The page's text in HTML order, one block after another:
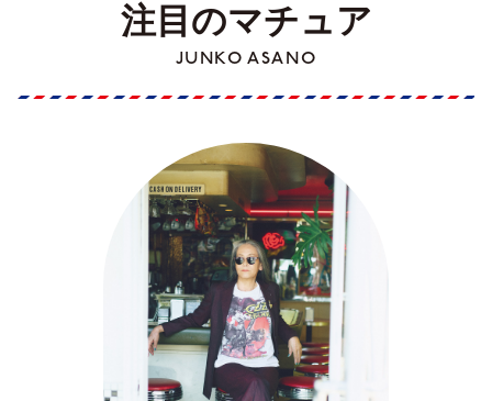
注目のマチュア
JUNKO ASANO